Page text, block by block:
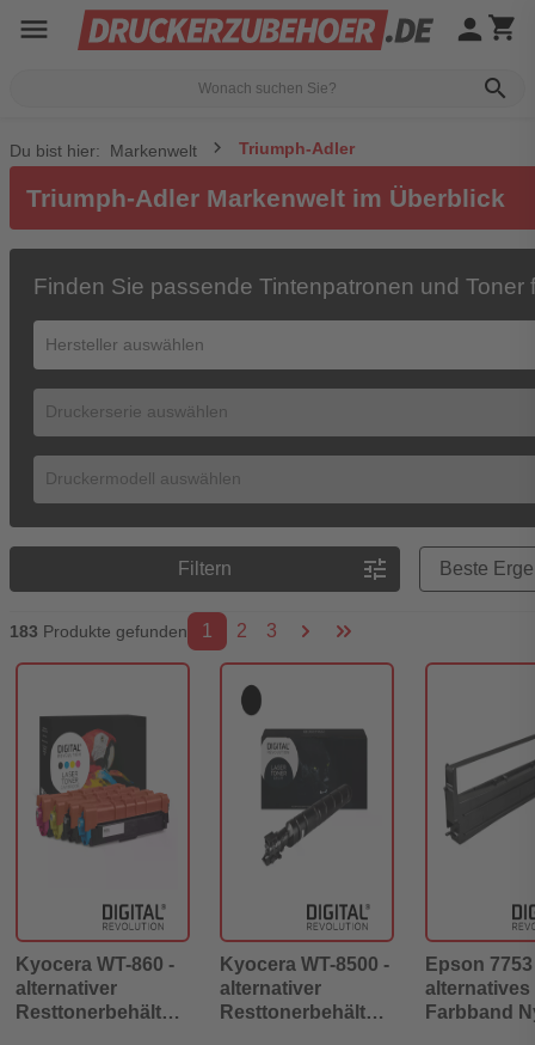
menu
search
person shopping_cart
Du bist hier: Markenwelt Triumph-Adler
Triumph-Adler Markenwelt im Überblick
Finden Sie passende Tintenpatronen und Toner
Filtern tune
183 Produkte gefunden 1 2 3
Kyocera WT-860 -
alternativer
Resttonerbehälter
Kyocera WT-8500 -
alternativer
Resttonerbehälter
Epson 7753
alternatives
Farbband